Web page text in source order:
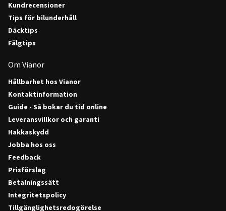
Kundrecensioner
Tips för bilunderhåll
Däcktips
Fälgtips
Om Vianor
Hållbarhet hos Vianor
Kontaktinformation
Guide - Så bokar du tid online
Leveransvillkor och garanti
Hakkaskydd
Jobba hos oss
Feedback
Prisförslag
Betalningssätt
Integritetspolicy
Tillgänglighetsredogörelse